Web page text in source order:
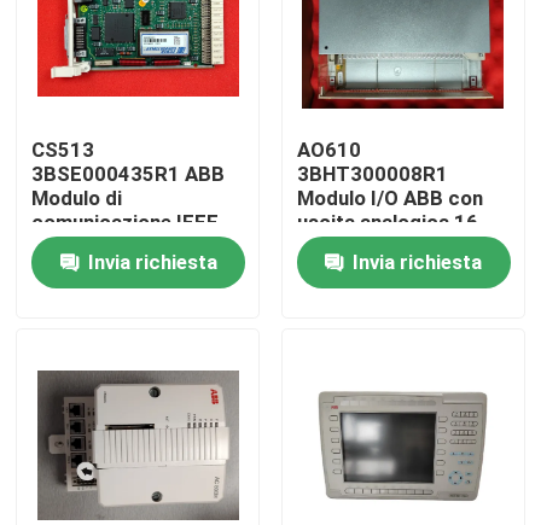
Casa.
Di noi
Visita alla fabbrica
CS513
3BSE000435R1 ABB
Modulo di
comunicazione IEEE
802.3 Modulo LAN
Invia richiesta
AO610
3BHT300008R1
Modulo I/O ABB con
uscita analogica 16
canali 12 bit
Invia richiesta